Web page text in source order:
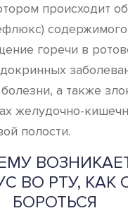
происходит
горечи в
а также
желудочно-
полости.
ВО РТУ, КАК
БОРОТЬСЯ